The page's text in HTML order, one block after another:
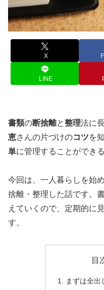
X
LINE
書類の断捨離と整理法に
恵さんの片づけのコツを
単に管理することができ
今回は、一人暮らしを始
捨離・整理した話です。
えていくので、定期的に
す。
目
まずは全出